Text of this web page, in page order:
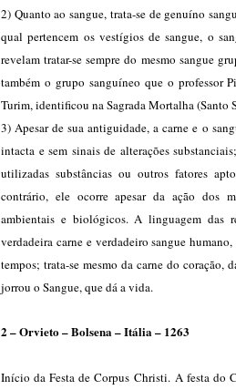
2) Quanto ao sangue, trata-se de genuíno
qual pertencem os vestígios de sangue, o
revelam tratar-se sempre do mesmo sangue
também o grupo sanguíneo que o professor
Turim, identificou na Sagrada Mortalha (Santo
3) Apesar de sua antiguidade, a carne e o
intacta e sem sinais de alterações
utilizadas substâncias ou outros fatores
contrário, ele ocorre apesar da ação dos
ambientais e biológicos. A linguagem das
verdadeira carne e verdadeiro sangue
tempos; trata-se mesmo da carne do coração,
jorrou o Sangue, que dá a vida.
2 – Orvieto – Bolsena – Itália – 1263
Início da Festa de Corpus Christi. A festa do